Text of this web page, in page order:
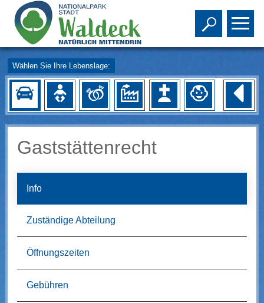
Toggle
Wählen Sie Ihre Lebenslage:
Gaststättenrecht
Info
Zuständige Abteilung
Öffnungszeiten
Gebühren